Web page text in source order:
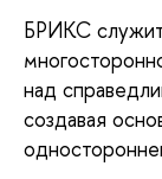
БРИКС
над
создавая